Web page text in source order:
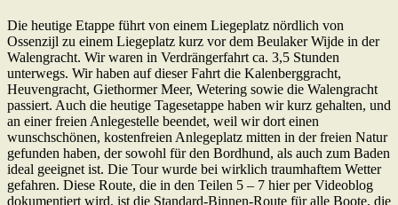
Die heutige Etappe führt von einem Liegeplatz nördlich von
Ossenzijl zu einem Liegeplatz kurz vor dem Beulaker Wijde in der
Walengracht. Wir waren in Verdrängerfahrt ca. 3,5 Stunden
unterwegs. Wir haben auf dieser Fahrt die Kalenberggracht,
Heuvengracht, Giethormer Meer, Wetering sowie die Walengracht
passiert. Auch die heutige Tagesetappe haben wir kurz gehalten, und
an einer freien Anlegestelle beendet, weil wir dort einen
wunschschönen, kostenfreien Anlegeplatz mitten in der freien Natur
gefunden haben, der sowohl für den Bordhund, als auch zum Baden
ideal geeignet ist. Die Tour wurde bei wirklich traumhaftem Wetter
gefahren. Diese Route, die in den Teilen 5 – 7 hier per Videoblog
dokumentiert wird, ist die Standard-Binnen-Route für alle Boote, die